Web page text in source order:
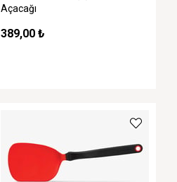
Açacağı
389,00 ₺